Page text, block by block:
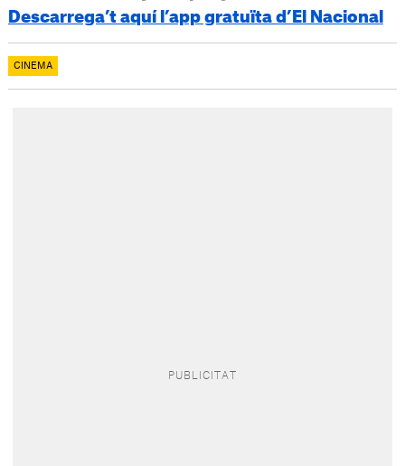
Descarrega’t aquí l’app gratuïta d’El Nacional
CINEMA